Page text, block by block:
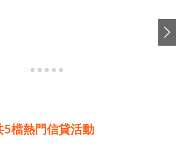
5檔熱門信貸活動